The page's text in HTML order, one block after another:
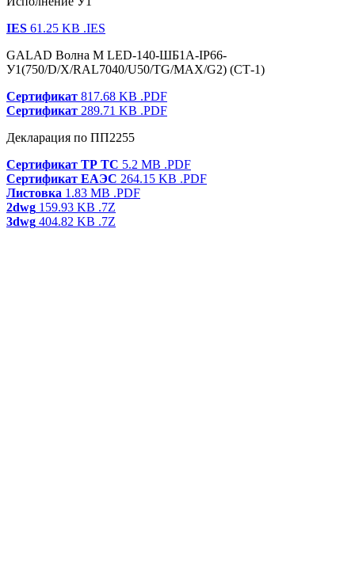
IES 61.25 KB .IES
GALAD Волна M LED-140-ШБ1А-IP66-
У1(750/D/X/RAL7040/U50/TG/MAX/G2) (СТ-1)
Сертификат 817.68 KB .PDF
Сертификат 289.71 KB .PDF
Декларация по ПП2255
Сертификат ТР ТС 5.2 MB .PDF
Сертификат ЕАЭС 264.15 KB .PDF
Листовка 1.83 MB .PDF
2dwg 159.93 KB .7Z
3dwg 404.82 KB .7Z